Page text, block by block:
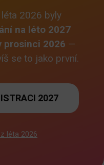
2026 byly
na léto 2027
prosinci 2026 —
se to jako první.
2027
léta 2026